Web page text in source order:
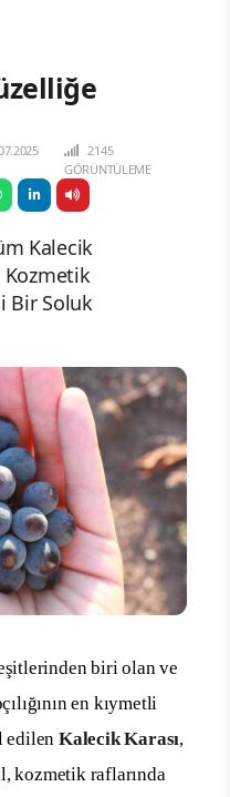
2145
GÖRÜNTÜLEME
Kalecik
Kozmetik
Bir Soluk
biri olan ve
en kıymetli
edilenKalecik Karası,
kozmetik raflarında